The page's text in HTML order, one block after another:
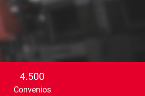
4.500
Convenios